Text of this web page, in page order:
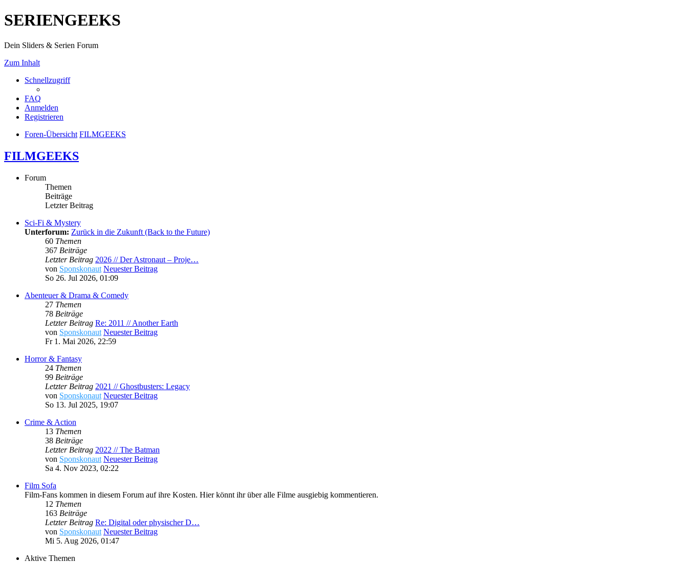
SERIENGEEKS
Dein Sliders & Serien Forum
Zum Inhalt
Schnellzugriff
FAQ
Anmelden
Registrieren
Foren-Übersicht FILMGEEKS
FILMGEEKS
Forum
Themen
Beiträge
Letzter Beitrag
Sci-Fi & Mystery
Unterforum: Zurück in die Zukunft (Back to the Future)
60 Themen
367 Beiträge
Letzter Beitrag 2026 // Der Astronaut – Proje…
von Sponskonaut Neuester Beitrag
So 26. Jul 2026, 01:09
Abenteuer & Drama & Comedy
27 Themen
78 Beiträge
Letzter Beitrag Re: 2011 // Another Earth
von Sponskonaut Neuester Beitrag
Fr 1. Mai 2026, 22:59
Horror & Fantasy
24 Themen
99 Beiträge
Letzter Beitrag 2021 // Ghostbusters: Legacy
von Sponskonaut Neuester Beitrag
So 13. Jul 2025, 19:07
Crime & Action
13 Themen
38 Beiträge
Letzter Beitrag 2022 // The Batman
von Sponskonaut Neuester Beitrag
Sa 4. Nov 2023, 02:22
Film Sofa
Film-Fans kommen in diesem Forum auf ihre Kosten. Hier könnt ihr über alle Filme ausgiebig kommentieren.
12 Themen
163 Beiträge
Letzter Beitrag Re: Digital oder physischer D…
von Sponskonaut Neuester Beitrag
Mi 5. Aug 2026, 01:47
Aktive Themen